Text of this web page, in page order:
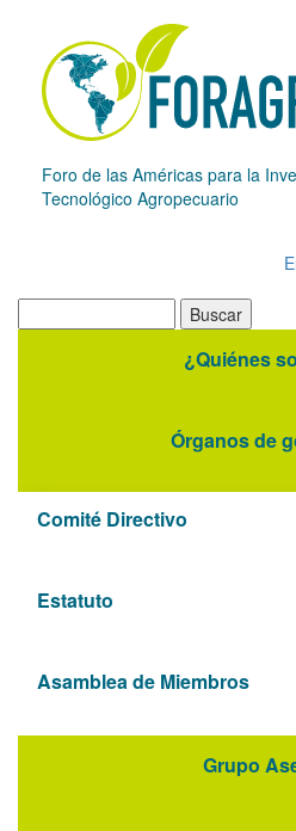
contenido
principal
Foro de las Américas para la
Tecnológico Agropecuario
cuenta
¿Quiénes
Órganos de
Comité Directivo
Estatuto
Asamblea de Miembros
Grupo